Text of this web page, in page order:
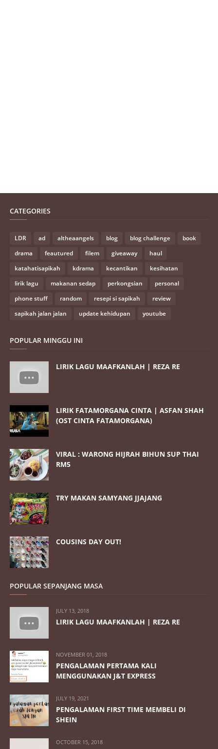
CATEGORIES
LDR ad altheaangels blog blog challenge
book
drama
feautured filem giveaway
haul
katahatisapikah
kdrama kecantikan
kesihatan
lirik lagu
makanan sedap perkongsian
personal
phone stuff
random resepi si sapikah
review
sapikah jalan jalan
update kehidupan youtube
POPULAR MINGGU INI
LIRIK LAGU MAAFKANLAH | REZA RE
LIRIK FATAMORGANA CINTA | ASFAN SHAH
(OST CINTA FATAMORGANA)
VIRAL : WARONG HIJRAH BIHUN SUP THAI
RM5
TRY MAKAN SAMYANG JJAJANG
COUSINS DAY OUT!
POPULAR SEPANJANG MASA
JULY 13, 2018
LIRIK LAGU MAAFKANLAH | REZA RE
NOVEMBER 01, 2018
PENGALAMAN PERTAMA KALI
MENGGUNAKAN J&T EXPRESS
JULY 19, 2021
PENGALAMAN FIRST TIME MEMBELI DI
SHEIN
OCTOBER 15, 2018